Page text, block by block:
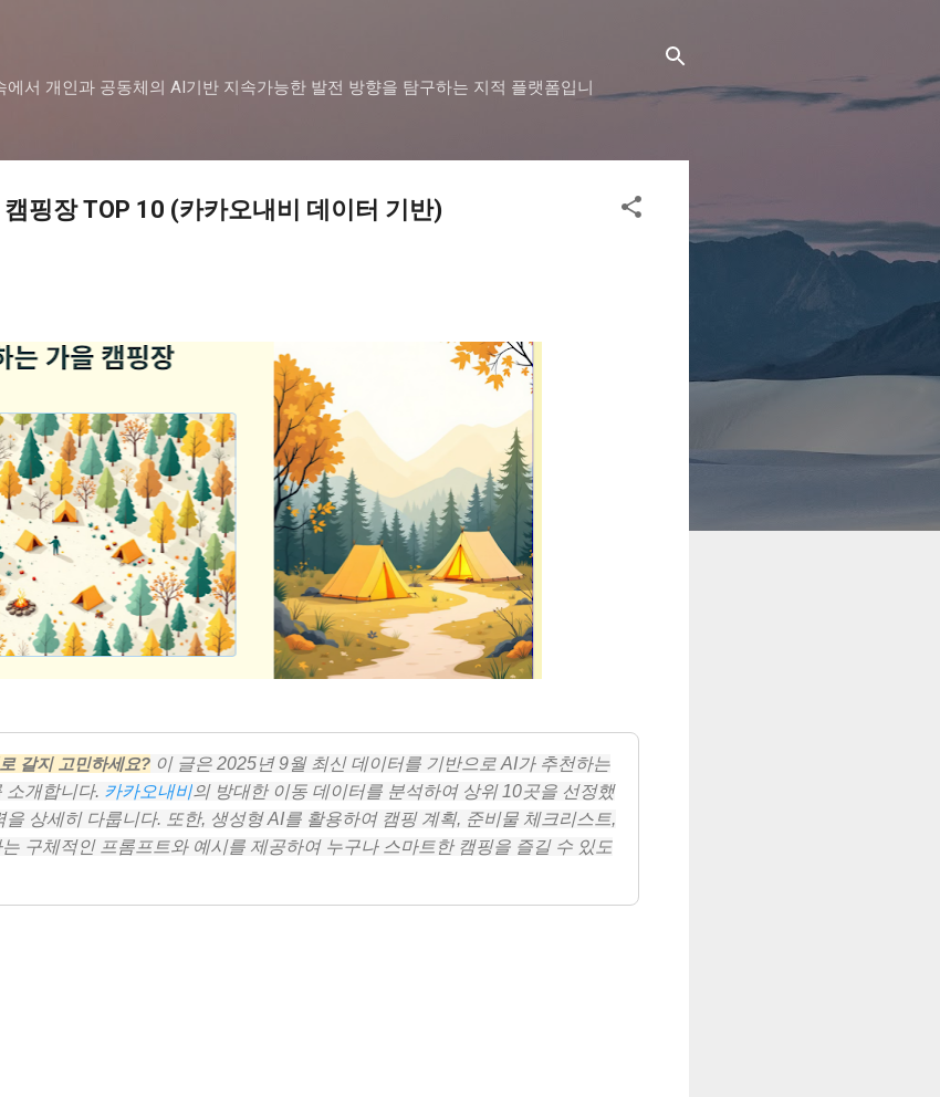
서 개인과 공동체의 AI기반 지속가능한 발전 방향을 탐구하는 지적 플랫폼입니
핑장 TOP 10 (카카오내비 데이터 기반)
갈지 고민하세요? 이 글은 2025년 9월 최신 데이터를 기반으로 AI가 추천하는
소개합니다. 카카오내비의 방대한 이동 데이터를 분석하여 상위 10곳을 선정했
을 상세히 다룹니다. 또한, 생성형 AI를 활용하여 캠핑 계획, 준비물 체크리스트,
구체적인 프롬프트와 예시를 제공하여 누구나 스마트한 캠핑을 즐길 수 있도